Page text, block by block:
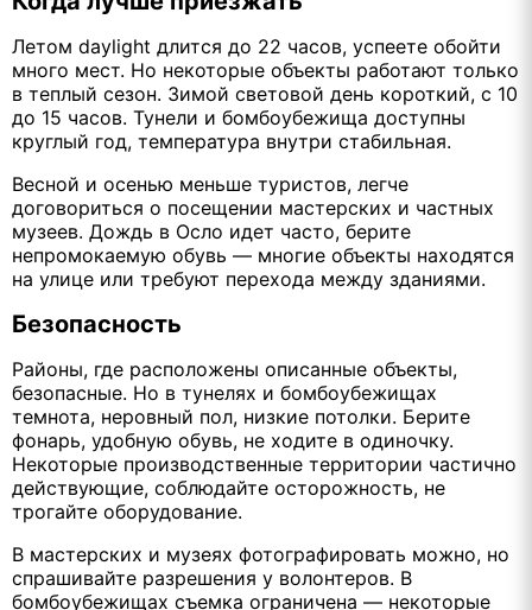
Летом daylight длится до 22 часов, успеете обойти
много мест. Но некоторые объекты работают только
в теплый сезон. Зимой световой день короткий, с 10
до 15 часов. Тунели и бомбоубежища доступны
круглый год, температура внутри стабильная.
Весной и осенью меньше туристов, легче
договориться о посещении мастерских и частных
музеев. Дождь в Осло идет часто, берите
непромокаемую обувь — многие объекты находятся
на улице или требуют перехода между зданиями.
Безопасность
Районы, где расположены описанные объекты,
безопасные. Но в тунелях и бомбоубежищах
темнота, неровный пол, низкие потолки. Берите
фонарь, удобную обувь, не ходите в одиночку.
Некоторые производственные территории частично
действующие, соблюдайте осторожность, не
трогайте оборудование.
В мастерских и музеях фотографировать можно, но
спрашивайте разрешения у волонтеров. В
бомбоубежищах съемка ограничена — некоторые